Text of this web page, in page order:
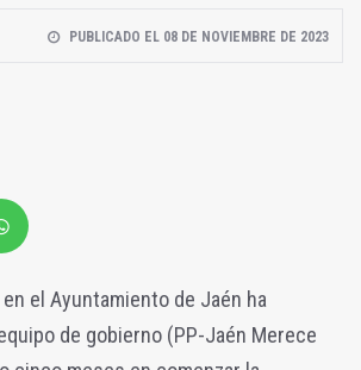
PUBLICADO EL 08 DE NOVIEMBRE DE 2023
en el Ayuntamiento de Jaén ha
de gobierno (PP-Jaén Merece